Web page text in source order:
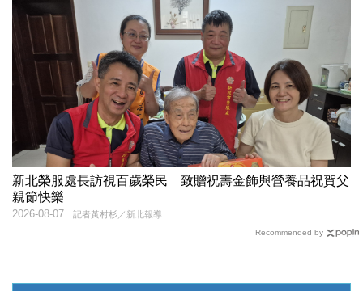
新北榮服處長訪視百歲榮民 致贈祝壽金飾與營養品祝賀父
親節快樂
記者黃村杉／新北報導
2026-08-07
Recommended by